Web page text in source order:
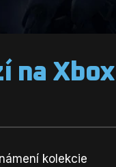
na Xbox
kolekcie